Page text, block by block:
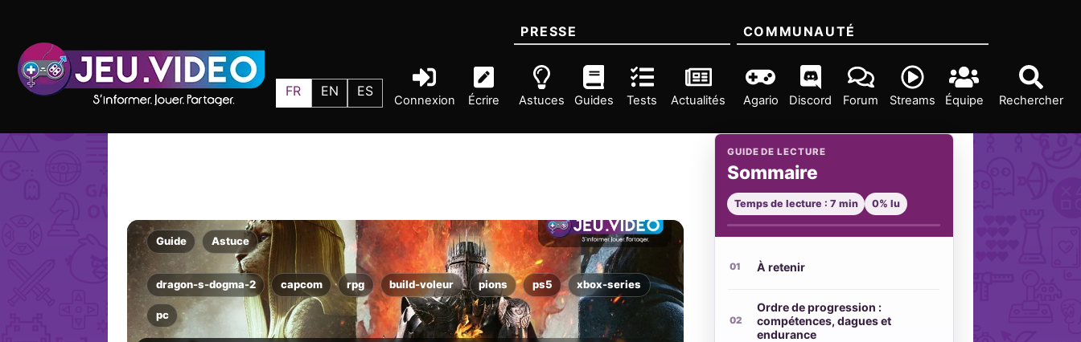
FR EN ES
Connexion Écrire Rechercher
PRESSE
Astuces Guides Tests Actualités
COMMUNAUTÉ
Agario Discord Forum Streams Équipe
Guide Astuce
dragon-s-dogma-2 capcom rpg build-voleur pions ps5 xbox-series
pc
GUIDE DE LECTURE
Sommaire
Temps de lecture : 7 min 0% lu
À retenir
Ordre de progression :
compétences, dagues et
endurance